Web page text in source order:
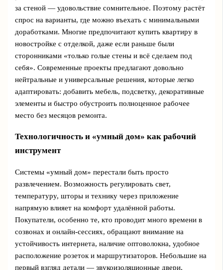
за стеной — удовольствие сомнительное. Поэтому растёт
спрос на варианты, где можно въехать с минимальными
доработками. Многие предпочитают купить квартиру в
новостройке с отделкой, даже если раньше были
сторонниками «только голые стены и всё сделаем под
себя». Современные проекты предлагают довольно
нейтральные и универсальные решения, которые легко
адаптировать: добавить мебель, подсветку, декоративные
элементы и быстро обустроить полноценное рабочее
место без месяцов ремонта.
Технологичность и «умный дом» как рабочий
инструмент
Системы «умный дом» перестали быть просто
развлечением. Возможность регулировать свет,
температуру, шторы и технику через приложение
напрямую влияет на комфорт удалённой работы.
Покупатели, особенно те, кто проводит много времени в
созвонах и онлайн-сессиях, обращают внимание на
устойчивость интернета, наличие оптоволокна, удобное
расположение розеток и маршрутизаторов. Небольшие на
первый взгляд детали — звукоизоляционные двери,